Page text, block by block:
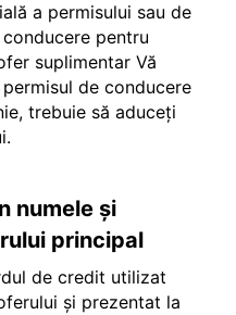
a permisului sau de
pentru
suplimentar Vă
de conducere
trebuie să aduceți
numele și
principal
de credit utilizat
și prezentat la